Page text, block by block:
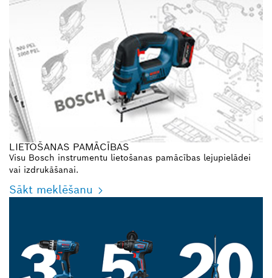
LIETOŠANAS PAMĀCĪBAS
Visu Bosch instrumentu lietošanas pamācības lejupielādei
vai izdrukāšanai.
Sākt meklēšanu